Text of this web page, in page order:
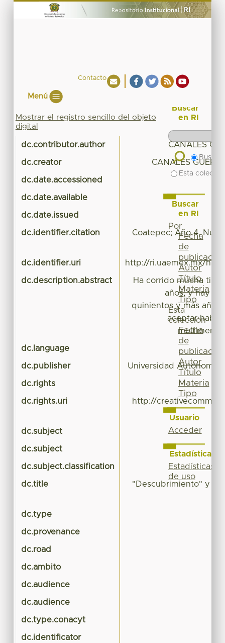
Contacto
Menú
Mostrar el registro sencillo del objeto
digital
dc.contributor.author CANALES
dc.creator CANALES
dc.date.accessioned
dc.date.available
dc.date.issued
dc.identifier.citation Coatepec; Año 4,
dc.identifier.uri http://ri.uaemex.mx/
dc.description.abstract
Ha corrido mucha
años, y hay
quinientos y más
aceptar
dc.language
dc.publisher Universidad Autónoma
dc.rights
dc.rights.uri http://
dc.subject
dc.subject
dc.subject.classification
dc.title
"Descubrimiento" y
dc.type
dc.provenance
dc.road
dc.ambito
dc.audience
dc.audience
dc.type.conacyt
dc.identificator
Buscar
en RI
Buscar
Esta
Buscar
en RI
Por
Fecha
de
publicación
Autor
Título
Materia
Tipo
Esta
colección
Fecha
de
publicación
Autor
Título
Materia
Tipo
Usuario
Acceder
Estadísticas
Estadísticas
de uso